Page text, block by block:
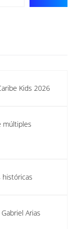
Kids 2026
múltiples
históricas
Arias